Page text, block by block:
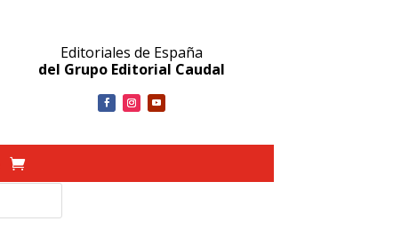
Editoriales de España
del Grupo Editorial Caudal